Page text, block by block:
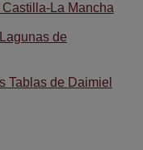
La Mancha
de
Tablas de Daimiel